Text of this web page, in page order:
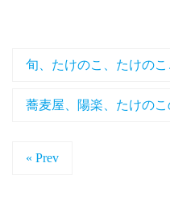
旬、たけのこ、たけの
蕎麦屋、陽楽、たけのこ
« Prev